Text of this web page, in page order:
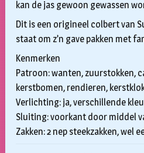
kan de jas gewoon gewassen
Dit is een origineel colbert van
staat om z’n gave pakken met
Kenmerken
Patroon: wanten, zuurstokken,
kerstbomen, rendieren,
Verlichting: ja, verschillende
Sluiting: voorkant door middel
Zakken: 2 nep steekzakken, wel